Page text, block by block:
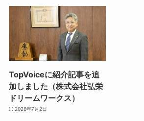
TopVoiceに紹介記事を追
加しました（株式会社弘栄
ドリームワークス）
2026年7月2日